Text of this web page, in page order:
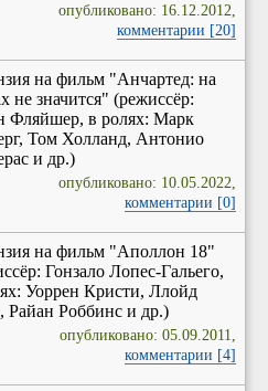
опубликовано: 16.12.2012,
комментарии [20]
на фильм "Анчартед: на
не значится" (режиссёр:
Фляйшер, в ролях: Марк
Том Холланд, Антонио
и др.)
опубликовано: 10.05.2022,
комментарии [0]
на фильм "Аполлон 18"
Гонзало Лопес-Гальего,
Уоррен Кристи, Ллойд
Райан Роббинс и др.)
опубликовано: 05.09.2011,
комментарии [4]